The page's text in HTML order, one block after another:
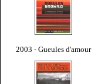
2003 - Gueules d'amour